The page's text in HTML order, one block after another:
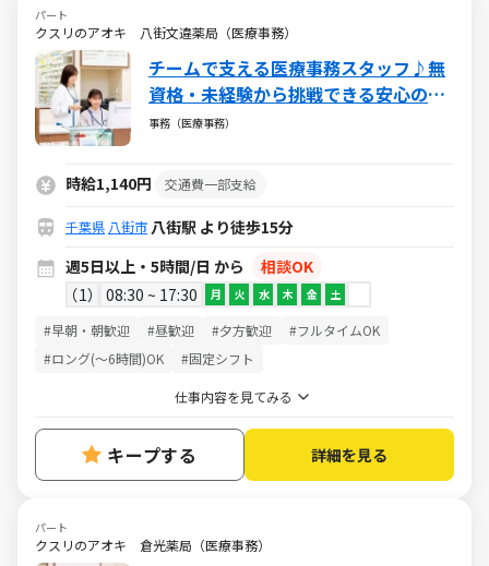
パート
クスリのアオキ 八街文違薬局（医療事務）
チームで支える医療事務スタッフ♪無
資格・未経験から挑戦できる安心の環
境／週5日・1日5h～・日祝休み
事務（医療事務）
時給1,140円 交通費一部支給
千葉県 八街市 八街駅 より徒歩15分
週5日以上・5時間/日 から
相談OK
1
08:30 ~ 17:30 月 火 水 木 金 土
#早朝・朝歓迎 #昼歓迎 #夕方歓迎
#フルタイムOK
#ロング(～6時間)OK
#固定シフト
仕事内容を見てみる
キープする 詳細を見る
パート
クスリのアオキ 倉光薬局（医療事務）